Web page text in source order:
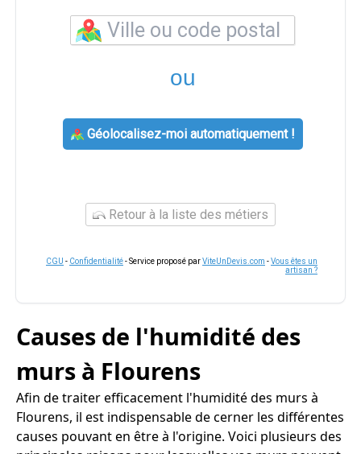
ou
Géolocalisez-moi automatiquement !
Retour à la liste des métiers
CGU - Confidentialité- Service proposé parViteUnDevis.com -Vous êtes un
artisan ?
Causes de l'humidité des
murs à Flourens
Afin de traiter efficacement l'humidité des murs à
Flourens, il est indispensable de cerner les différentes
causes pouvant en être à l'origine. Voici plusieurs des